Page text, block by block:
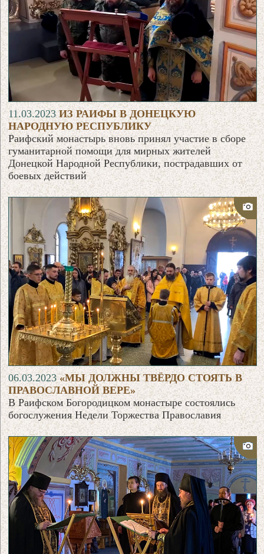
11.03.2023ИЗ РАИФЫ В ДОНЕЦКУЮ
НАРОДНУЮ РЕСПУБЛИКУ
Раифский монастырь вновь принял участие в сборе
гуманитарной помощи для мирных жителей
Донецкой Народной Республики, пострадавших от
боевых действий
06.03.2023«МЫ ДОЛЖНЫ ТВЁРДО СТОЯТЬ В
ПРАВОСЛАВНОЙ ВЕРЕ»
В Раифском Богородицком монастыре состоялись
богослужения Недели Торжества Православия